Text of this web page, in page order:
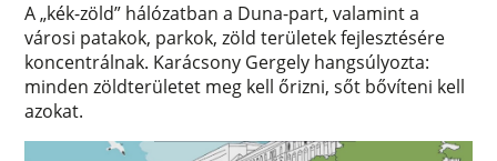
A „kék-zöld” hálózatban a Duna-part, valamint a
városi patakok, parkok, zöld területek fejlesztésére
koncentrálnak. Karácsony Gergely hangsúlyozta:
minden zöldterületet meg kell őrizni, sőt bővíteni kell
azokat.